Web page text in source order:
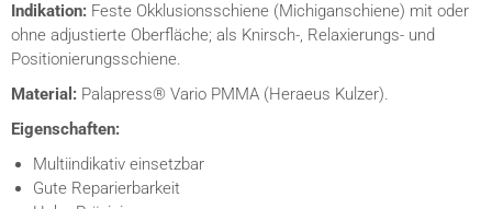
Indikation: Feste Okklusionsschiene (Michiganschiene) mit oder
ohne adjustierte Oberfläche; als Knirsch-, Relaxierungs- und
Positionierungsschiene.
Material: Palapress® Vario PMMA (Heraeus Kulzer).
Eigenschaften:
Multiindikativ einsetzbar
Gute Reparierbarkeit